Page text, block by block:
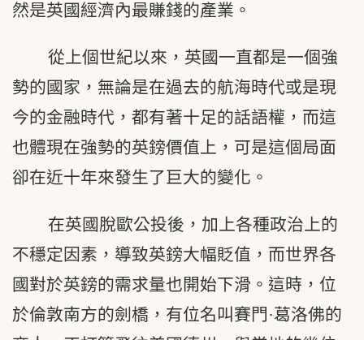
然是英國經濟內最賺錢的產業。
從上個世紀以來，英國一直都是一個強
勢的國家，無論是在過去的航海時代或是現
今的金融時代，都有著十足的話語權，而這
也體現在強勢的英鎊價值上，可是這個局面
卻在近十年來發生了巨大的變化。
在英國脫歐公投後，加上各種政治上的
不穩定因素，導致英鎊大幅貶值，而世界各
國對於英鎊的需求量也開始下滑。這時，位
於倫敦南方的劍橋，有位名叫賽門·葛洛佛的